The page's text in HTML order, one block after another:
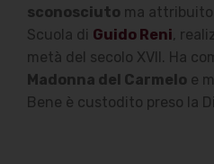
sconosciuto ma
Scuola di Guido Reni,
metà del secolo XVII. Ha
Madonna del Carmelo e
Bene è custodito preso la